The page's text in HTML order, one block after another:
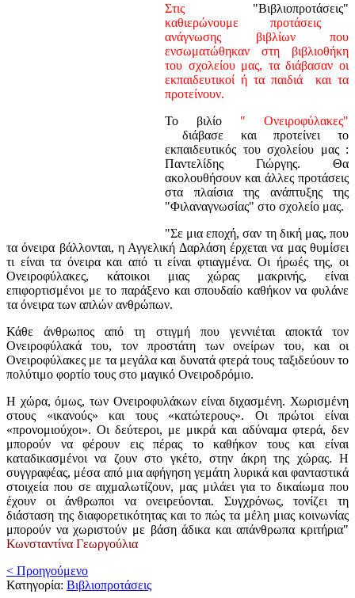
Στις "Βιβλιοπροτάσεις"
καθιερώνουμε προτάσεις
ανάγνωσης βιβλίων που
ενσωματώθηκαν στη βιβλιοθήκη
του σχολείου μας, τα διάβασαν οι
εκπαιδευτικοί ή τα παιδιά και τα
προτείνουν.
Το βιλίο " Ονειροφύλακες"
διάβασε και προτείνει το
εκπαιδευτικός του σχολείου μας :
Παντελίδης Γιώργης. Θα
ακολουθήσουν και άλλες προτάσεις
στα πλαίσια της ανάπτυξης της
"Φιλαναγνωσίας" στο σχολείο μας.
"Σε μια εποχή, σαν τη δική μας, που
τα όνειρα βάλλονται, η Αγγελική Δαρλάση έρχεται να μας θυμίσει
τι είναι τα όνειρα και από τι είναι φτιαγμένα. Οι ήρωές της, οι
Ονειροφύλακες, κάτοικοι μιας χώρας μακρινής, είναι
επιφορτισμένοι με το παράξενο και σπουδαίο καθήκον να φυλάνε
τα όνειρα των απλών ανθρώπων.
Κάθε άνθρωπος από τη στιγμή που γεννιέται αποκτά τον
Ονειροφύλακά του, τον προστάτη των ονείρων του, και οι
Ονειροφύλακες με τα μεγάλα και δυνατά φτερά τους ταξιδεύουν το
πολύτιμο φορτίο τους στο μαγικό Ονειροδρόμιο.
Η χώρα, όμως, των Ονειροφυλάκων είναι διχασμένη. Χωρισμένη
στους «ικανούς» και τους «κατώτερους». Οι πρώτοι είναι
«προνομιούχοι». Οι δεύτεροι, με μικρά και αδύναμα φτερά, δεν
μπορούν να φέρουν εις πέρας το καθήκον τους και είναι
καταδικασμένοι να ζουν στο γκέτο, στην άκρη της χώρας. Η
συγγραφέας, μέσα από μια αφήγηση γεμάτη λυρικά και φανταστικά
στοιχεία που σε αιχμαλωτίζουν, μας μιλάει για το δικαίωμα που
έχουν οι άνθρωποι να ονειρεύονται. Συγχρόνως, τονίζει τη
διάσταση της διαφορετικότητας και το πώς τα μέλη μιας κοινωνίας
μπορούν να χωριστούν με βάση άδικα και απάνθρωπα κριτήρια"
Κωνσταντίνα Γεωργούλια
< Προηγούμενο
Κατηγορία: Βιβλιοπροτάσεις